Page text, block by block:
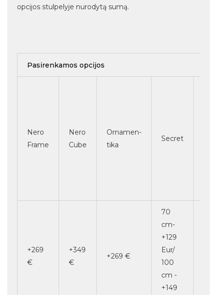
opcijos stulpelyje nurodytą sumą.
Pasirenkamos opcijos
Nero
Frame
Nero
Cube
Ornamen-
tika
Secret
+269
€
+349
€
+269 €
70
cm-
+129
Eur/
100
cm -
+149